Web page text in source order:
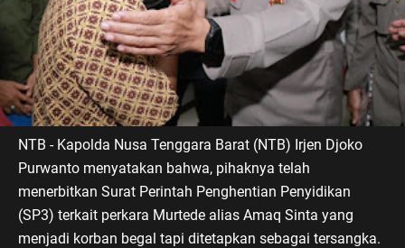
NTB - Kapolda Nusa Tenggara Barat (NTB) Irjen Djoko
Purwanto menyatakan bahwa, pihaknya telah
menerbitkan Surat Perintah Penghentian Penyidikan
(SP3) terkait perkara Murtede alias Amaq Sinta yang
menjadi korban begal tapi ditetapkan sebagai tersangka.